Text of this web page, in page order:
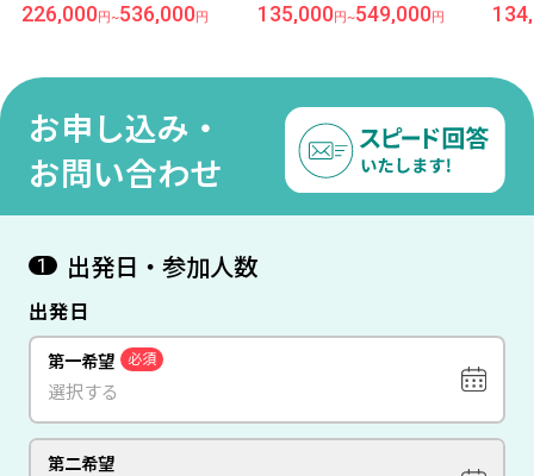
ーカス ホテル＆カ
円~536,000円 135,000 円~549,000円
ウン』指定
134,000 円~
お申し込み・
お問い合わせ
1 出発日・参加人数
出発日
第一希望 必須
第二希望